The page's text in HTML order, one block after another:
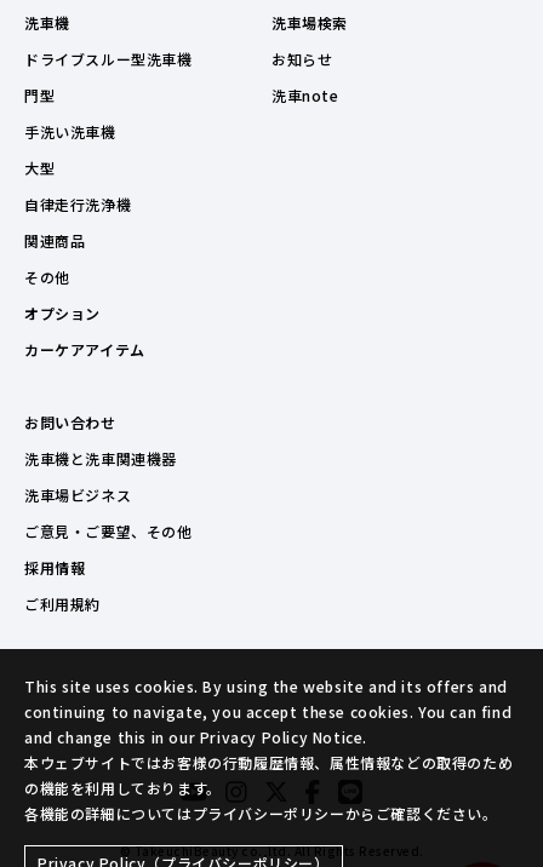
洗車機
ドライブスルー型洗車機
門型
手洗い洗車機
大型
自律走行洗浄機
関連商品
その他
オプション
カーケアアイテム
洗車場検索
お知らせ
洗車note
お問い合わせ
洗車機と洗車関連機器
洗車場ビジネス
ご意見・ご要望、その他
採用情報
ご利用規約
© TakeuchiBeauty co.,ltd. All Rights Reserved.
This site uses cookies. By using the website and its offers and
continuing to navigate, you accept these cookies. You can find
and change this in our Privacy Policy Notice.
本ウェブサイトではお客様の行動履歴情報、属性情報などの取得のため
の機能を利用しております。
各機能の詳細についてはプライバシーポリシーからご確認ください。
Privacy Policy（プライバシーポリシー）